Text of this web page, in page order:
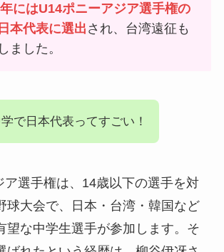
にはU14ポニーアジア選手権の
本代表に選出 され、台湾遠征も
ました。
で日本代表ってすごい！
ア選手権は、14歳以下の選手を対
球大会で、日本・台湾・韓国など
望な中学生選手が参加します。そ